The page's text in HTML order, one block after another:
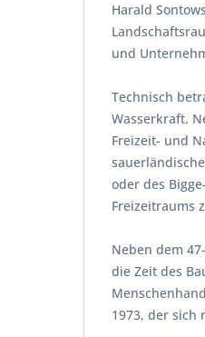
Harald
und
Technisch
Wasserkraft.
Freizeit- und
oder des
Freizeitraums
Neben dem
die Zeit des
1973, der sich